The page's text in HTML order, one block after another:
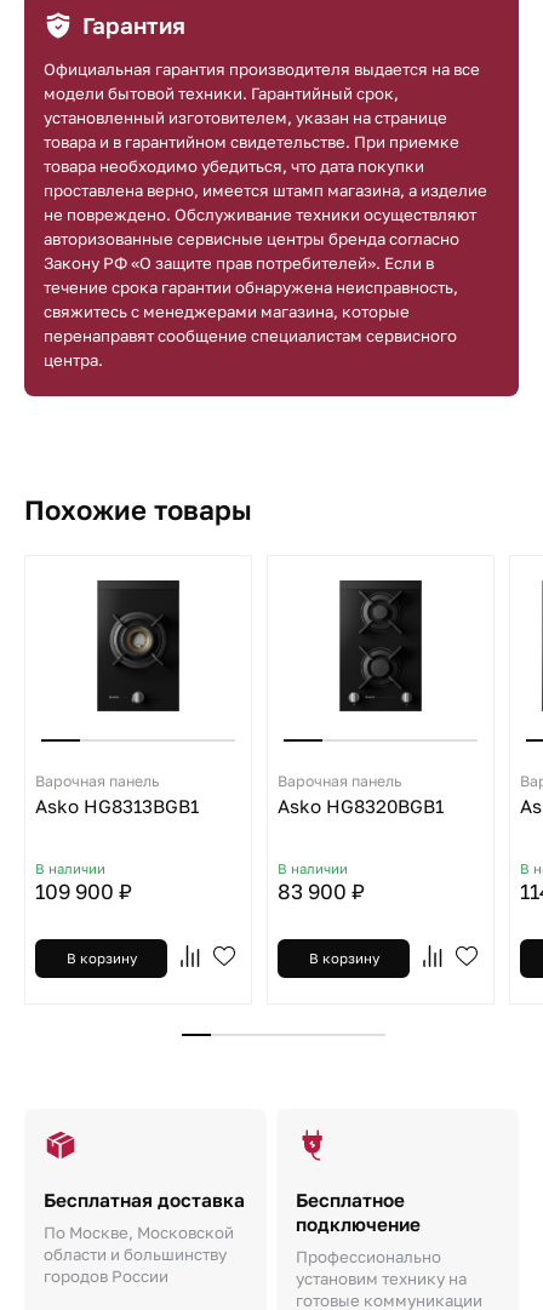
Гарантия
Официальная гарантия производителя выдается на все
модели бытовой техники. Гарантийный срок,
установленный изготовителем, указан на странице
товара и в гарантийном свидетельстве. При приемке
товара необходимо убедиться, что дата покупки
проставлена верно, имеется штамп магазина, а изделие
не повреждено. Обслуживание техники осуществляют
авторизованные сервисные центры бренда согласно
Закону РФ «О защите прав потребителей». Если в
течение срока гарантии обнаружена неисправность,
свяжитесь с менеджерами магазина, которые
перенаправят сообщение специалистам сервисного
центра.
Похожие товары
Варочная панель
Asko HG8313BGB1
В наличии
109 900 ₽
В корзину
Варочная панель
Asko HG8320BGB1
В наличии
83 900 ₽
В корзину
В
Бесплатная доставка
По Москве, Московской
области и большинству
городов России
Бесплатное
подключение
Профессионально
установим технику на
готовые коммуникации